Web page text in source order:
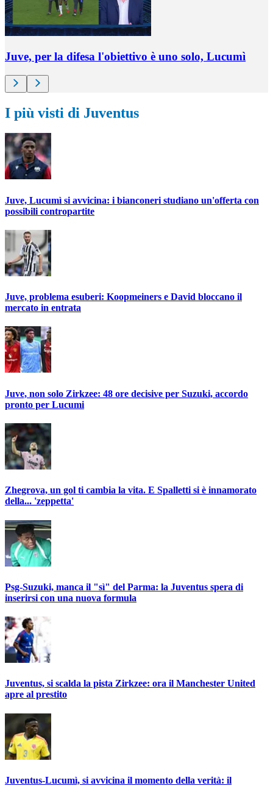
Juve, per la difesa l'obiettivo è uno solo, Lucumì
I più visti di Juventus
Juve, Lucumì si avvicina: i bianconeri studiano un'offerta con
possibili contropartite
Juve, problema esuberi: Koopmeiners e David bloccano il
mercato in entrata
Juve, non solo Zirkzee: 48 ore decisive per Suzuki, accordo
pronto per Lucumi
Zhegrova, un gol ti cambia la vita. E Spalletti si è innamorato
della... 'zeppetta'
Psg-Suzuki, manca il "sì" del Parma: la Juventus spera di
inserirsi con una nuova formula
Juventus, si scalda la pista Zirkzee: ora il Manchester United
apre al prestito
Juventus-Lucumì, si avvicina il momento della verità: il